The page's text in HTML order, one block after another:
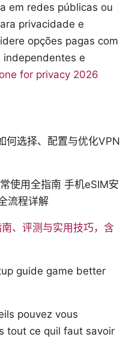
em redes públicas ou
privacidade e
opções pagas com
independentes e
for privacy 2026
何选择、配置与优化VPN
使用全指南 手机eSIM安
流程详解
、评测与实用技巧，含
guide game better
pouvez vous
tout ce quil faut savoir